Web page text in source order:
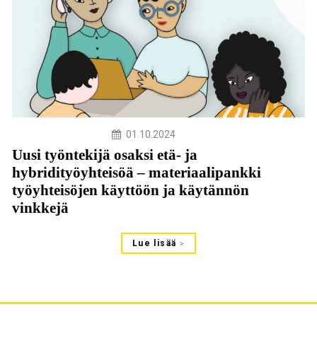
01.10.2024
Uusi työntekijä osaksi etä- ja
hybridityöyhteisöä – materiaalipankki
työyhteisöjen käyttöön ja käytännön
vinkkejä
Lue lisää